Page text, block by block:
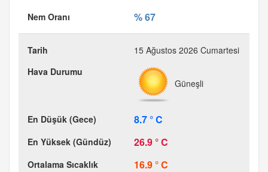
% 67
15 Ağustos 2026 Cumartesi
Güneşli
8.7 ° C
26.9 ° C
16.9 ° C